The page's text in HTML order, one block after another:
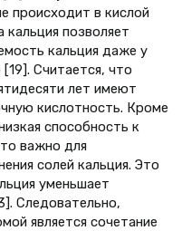
происходит в кислой
позволяет
кальция даже у
Считается, что
лет имеют
кислотность. Кроме
способность к
важно для
солей кальция. Это
уменьшает
Следовательно,
является сочетание